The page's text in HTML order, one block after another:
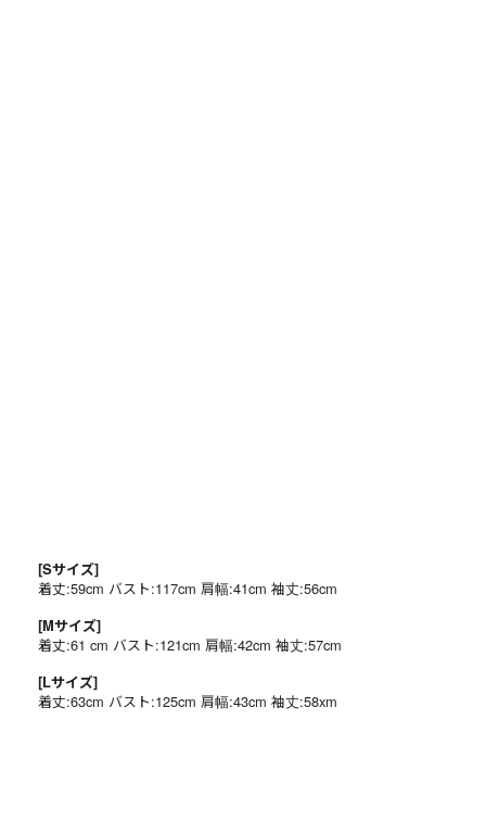
[Sサイズ]
着丈:59cm バスト:117cm 肩幅:41cm 袖丈:56cm
[Mサイズ]
着丈:61 cm バスト:121cm 肩幅:42cm 袖丈:57cm
[Lサイズ]
着丈:63cm バスト:125cm 肩幅:43cm 袖丈:58xm